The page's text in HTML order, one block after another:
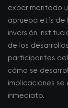
experimentado
aprueba etfs de
inversión
de los
participantes
cómo se
implicaciones
inmediato.